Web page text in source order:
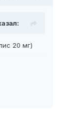
20 мг)